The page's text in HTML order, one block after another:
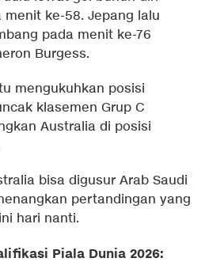
menit ke-58. Jepang lalu
pada menit ke-76
Burgess.
mengukuhkan posisi
klasemen Grup C
Australia di posisi
bisa digusur Arab Saudi
pertandingan yang
hari nanti.
Piala Dunia 2026: